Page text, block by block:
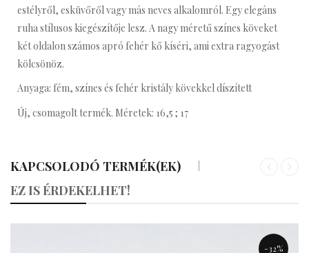
estélyről, esküvőről vagy más neves alkalomról. Egy elegáns
ruha stílusos kiegészítője lesz. A nagy méretű színes köveket
két oldalon számos apró fehér kő kíséri, ami extra ragyogást
kölcsönöz.
Anyaga: fém, színes és fehér kristály kövekkel díszített
Új, csomagolt termék. Méretek: 16,5 ; 17
KAPCSOLODÓ TERMÉK(EK)
EZ IS ÉRDEKELHET!
-32%